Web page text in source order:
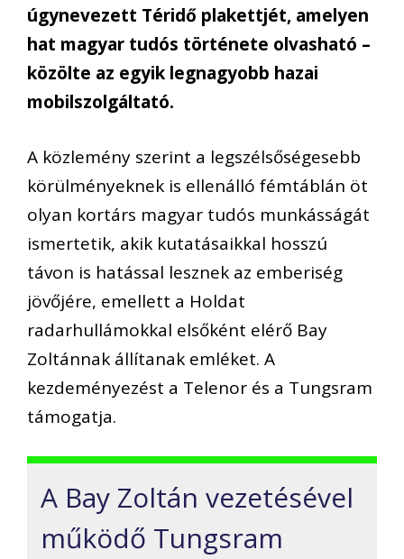
úgynevezett Téridő plakettjét, amelyen
hat magyar tudós története olvasható –
közölte az egyik legnagyobb hazai
mobilszolgáltató.
A közlemény szerint a legszélsőségesebb
körülményeknek is ellenálló fémtáblán öt
olyan kortárs magyar tudós munkásságát
ismertetik, akik kutatásaikkal hosszú
távon is hatással lesznek az emberiség
jövőjére, emellett a Holdat
radarhullámokkal elsőként elérő Bay
Zoltánnak állítanak emléket. A
kezdeményezést a Telenor és a Tungsram
támogatja.
A Bay Zoltán vezetésével
működő Tungsram